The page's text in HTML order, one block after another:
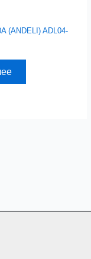
(ANDELI) ADL04-